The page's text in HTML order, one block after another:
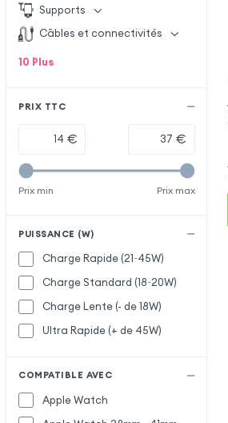
Supports
Câbles et connectivités
10 Plus
PRIX TTC
€ €
Prix min Prix max
PUISSANCE (W)
Charge Rapide (21~45W)
Charge Standard (18~20W)
Charge Lente (- de 18W)
Ultra Rapide (+ de 45W)
COMPATIBLE AVEC
Apple Watch